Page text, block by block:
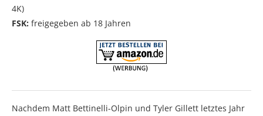
4K)
FSK: freigegeben ab 18 Jahren
Nachdem Matt Bettinelli-Olpin und Tyler Gillett letztes Jahr